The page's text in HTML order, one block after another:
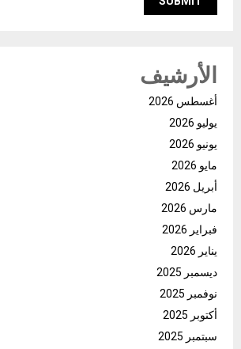
الأرشيف
أغسطس 2026
يوليو 2026
يونيو 2026
مايو 2026
أبريل 2026
مارس 2026
فبراير 2026
يناير 2026
ديسمبر 2025
نوفمبر 2025
أكتوبر 2025
سبتمبر 2025